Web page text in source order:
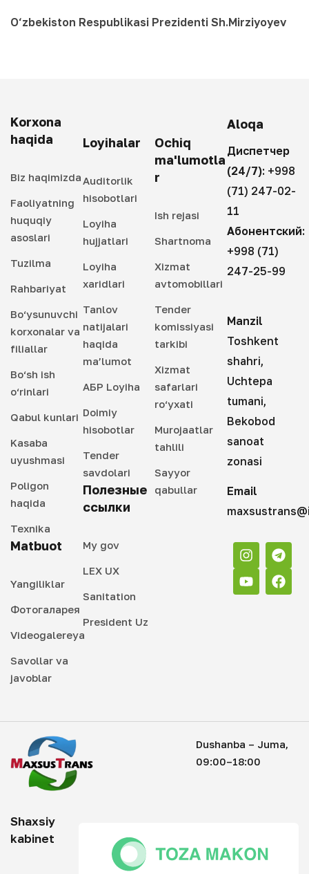
O‘zbekiston Respublikasi Prezidenti Sh.Mirziyoyev
Korxona
haqida
Biz haqimizda
Faoliyatning
huquqiy
asoslari
Tuzilma
Rahbariyat
Bo‘ysunuvchi
korxonalar va
filiallar
Bo‘sh ish
o‘rinlari
Qabul kunlari
Kasaba
uyushmasi
Poligon
haqida
Texnika
Matbuot
Yangiliklar
Фотогаларея
Videogalereya
Savollar va
javoblar
Loyihalar
Auditorlik
hisobotlari
Loyiha
hujjatlari
Loyiha
xaridlari
Tanlov
natijalari
haqida
ma’lumot
АБР Loyiha
Doimiy
hisobotlar
Tender
savdolari
Полезные
ссылки
My gov
LEX UX
Sanitation
President Uz
Ochiq
ma'lumotla
r
Ish rejasi
Shartnoma
Xizmat
avtomobillari
Tender
komissiyasi
tarkibi
Xizmat
safarlari
ro‘yxati
Murojaatlar
tahlili
Sayyor
qabullar
Aloqa
Диспетчер
(24/7): +998
(71) 247-02-
11
Абонентский:
+998 (71)
247-25-99
Manzil
Toshkent
shahri,
Uchtepa
tumani,
Bekobod
sanoat
zonasi
Email
Dushanba – Juma,
09:00–18:00
Shaxsiy
kabinet